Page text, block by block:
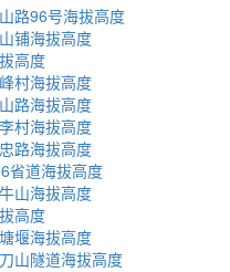
路96号海拔高度
铺海拔高度
高度
村海拔高度
路海拔高度
村海拔高度
路海拔高度
省道海拔高度
山海拔高度
高度
堰海拔高度
山隧道海拔高度